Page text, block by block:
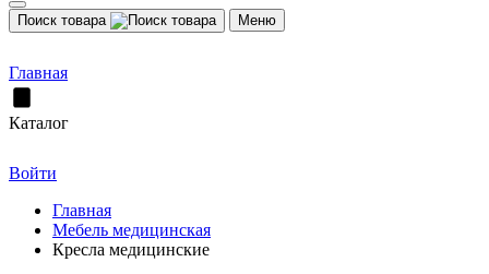
Поиск товара Меню
Главная
Каталог
Войти
Главная
Мебель медицинская
Кресла медицинские